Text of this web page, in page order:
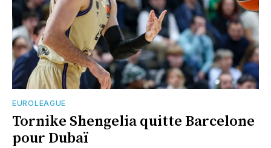
EUROLEAGUE
Tornike Shengelia quitte Barcelone
pour Dubaï